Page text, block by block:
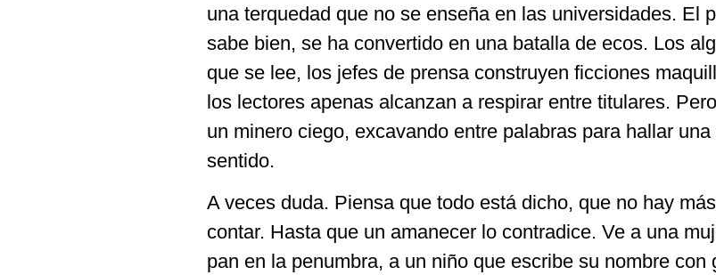
una terquedad que no se enseña en las universidades. El
sabe bien, se ha convertido en una batalla de ecos. Los
que se lee, los jefes de prensa construyen ficciones
los lectores apenas alcanzan a respirar entre titulares.
un minero ciego, excavando entre palabras para hallar
sentido.
A veces duda. Piensa que todo está dicho, que no hay
contar. Hasta que un amanecer lo contradice. Ve a una
pan en la penumbra, a un niño que escribe su nombre con